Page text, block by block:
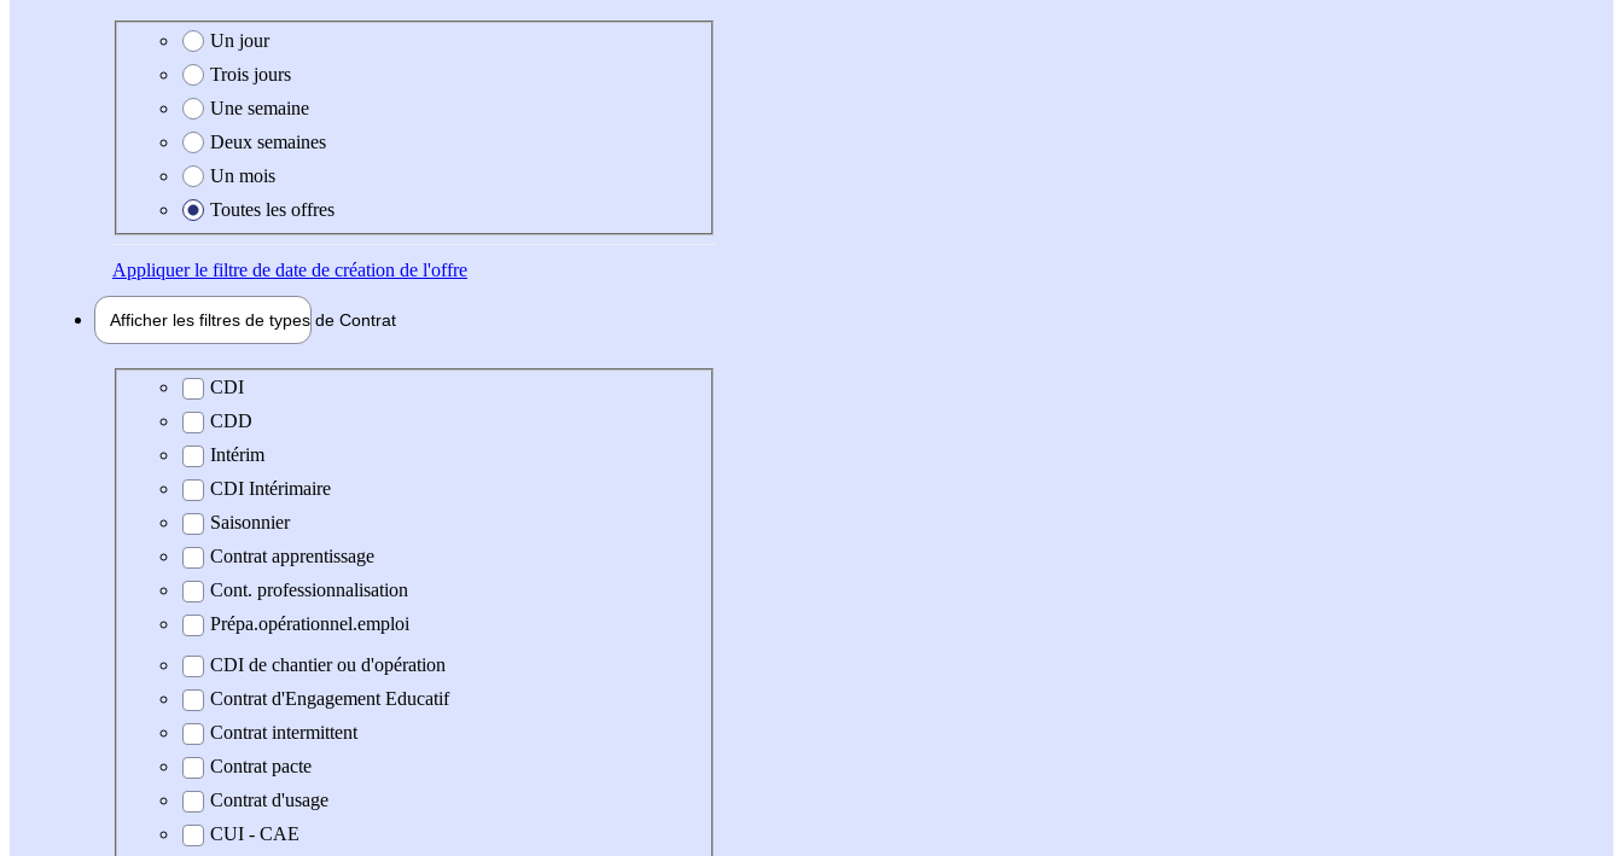
Date de création de l'offre
Un jour
Trois jours
Une semaine
Deux semaines
Un mois
Toutes les offres
Appliquerle filtre de date de création de l'offre
Afficher les filtres de types de Contrat
Type de contrat
CDI
CDD
Intérim
CDI Intérimaire
Saisonnier
Contrat apprentissage
Cont. professionnalisation
Prépa.opérationnel.emploi
CDI de chantier ou d'opération
Contrat d'Engagement Educatif
Contrat intermittent
Contrat pacte
Contrat d'usage
CUI - CAE